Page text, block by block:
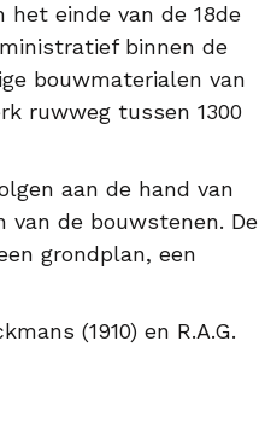
het einde van de 18de
binnen de
bouwmaterialen van
ruwweg tussen 1300
aan de hand van
van de bouwstenen. De
grondplan, een
(1910) en R.A.G.